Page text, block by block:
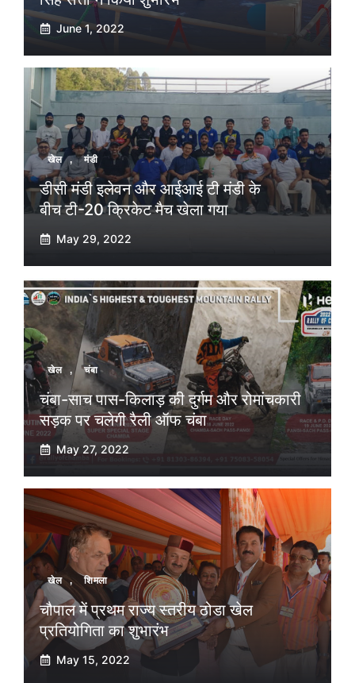
June 1, 2022
खेल , मंडी
डीसी मंडी इलेवन और आईआई टी मंडी के
बीच टी-20 क्रिकेट मैच खेला गया
May 29, 2022
खेल , चंबा
चंबा-साच पास-किलाड़ की दुर्गम और रोमांचकारी
सड़क पर चलेगी रैली ऑफ चंबा
May 27, 2022
खेल , शिमला
चौपाल में प्रथम राज्य स्तरीय ठोडा खेल
प्रतियोगिता का शुभारंभ
May 15, 2022